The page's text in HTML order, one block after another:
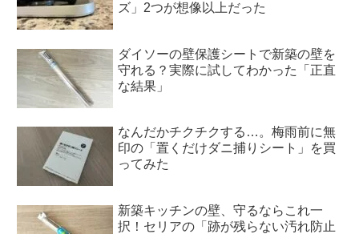
ズ」2つが想像以上だった
ダイソーの壁保護シートで新築の壁を
守れる？実際に試してわかった「正直
な結果」
なんだかチクチクする…。梅雨前に無
印の「置くだけダニ捕りシート」を買
ってみた
新築キッチンの壁、守るならこれ一
択！セリアの「跡が残らない汚れ防止